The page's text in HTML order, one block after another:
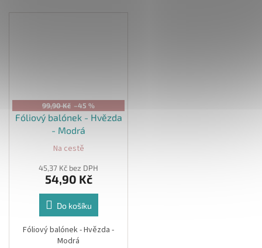
99,90 Kč –45 %
Fóliový balónek - Hvězda
- Modrá
Na cestě
45,37 Kč bez DPH
54,90 Kč
Do košíku
Fóliový balónek - Hvězda -
Modrá